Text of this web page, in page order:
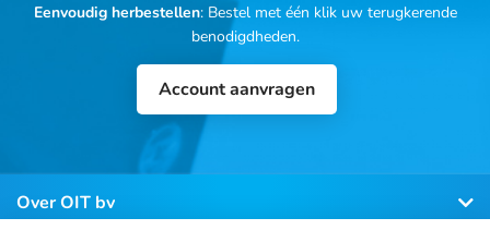
Eenvoudig herbestellen: Bestel met één klik uw terugkerende
benodigdheden.
Account aanvragen
Over OIT bv